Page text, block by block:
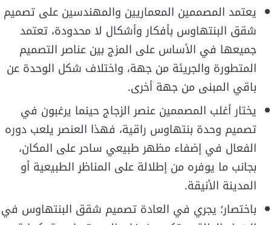
يعتمد المصممين المعماريين والمهندسين على تصميم
شقق البنتهاوس بأفكار وأشكال لا محدودة، تعتمد
جميعها في الأساس على المزج بين عناصر التصميم
المتطورة والجريئة من جهة، واختلاف شكل الوحدة عن
باقي المبنى من جهة أخرى.
يختار أغلب المصممين عنصر الزجاج حينما يرغبون في
تصميم وحدة بنتهاوس راقية، فهذا العنصر يلعب دوره
الفعال في إضفاء مظهر طبيعي ساحر على المكان،
بجانب ما يوفره من إطلالة على المناظر الطبيعية أو
المدينة الأنيقة.
باختصار؛ يجري في العادة تصميم شقق البنتهاوس في